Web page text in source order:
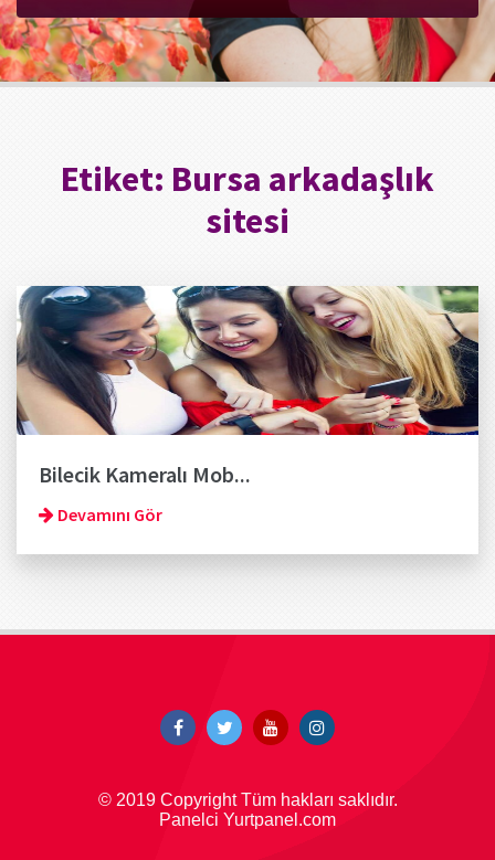
Etiket: Bursa arkadaşlık
sitesi
Bilecik Kameralı Mob...
Devamını Gör
© 2019 Copyright Tüm hakları saklıdır.
Panelci Yurtpanel.com